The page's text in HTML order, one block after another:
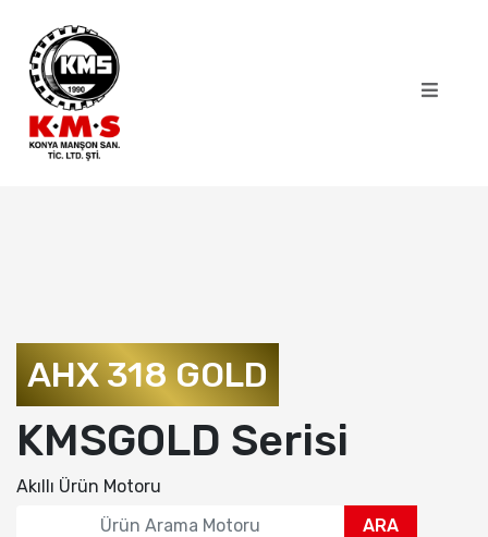
AHX 318 GOLD
KMSGOLD Serisi
Akıllı Ürün Motoru
ARA